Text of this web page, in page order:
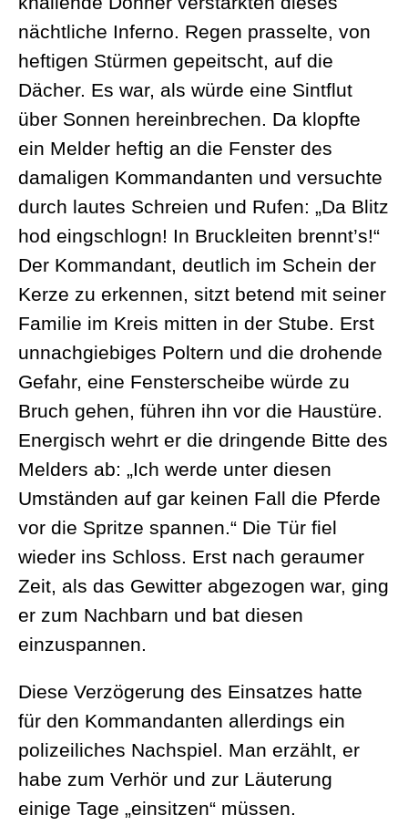
nächtliche Inferno. Regen prasselte, von
heftigen Stürmen gepeitscht, auf die
Dächer. Es war, als würde eine Sintflut
über Sonnen hereinbrechen. Da klopfte
ein Melder heftig an die Fenster des
damaligen Kommandanten und versuchte
durch lautes Schreien und Rufen: „Da Blitz
hod eingschlogn! In Bruckleiten brennt’s!“
Der Kommandant, deutlich im Schein der
Kerze zu erkennen, sitzt betend mit seiner
Familie im Kreis mitten in der Stube. Erst
unnachgiebiges Poltern und die drohende
Gefahr, eine Fensterscheibe würde zu
Bruch gehen, führen ihn vor die Haustüre.
Energisch wehrt er die dringende Bitte des
Melders ab: „Ich werde unter diesen
Umständen auf gar keinen Fall die Pferde
vor die Spritze spannen.“ Die Tür fiel
wieder ins Schloss. Erst nach geraumer
Zeit, als das Gewitter abgezogen war, ging
er zum Nachbarn und bat diesen
einzuspannen.
Diese Verzögerung des Einsatzes hatte
für den Kommandanten allerdings ein
polizeiliches Nachspiel. Man erzählt, er
habe zum Verhör und zur Läuterung
einige Tage „einsitzen“ müssen.